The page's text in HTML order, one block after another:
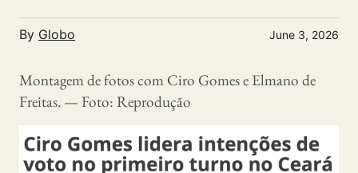
By Globo June 3, 2026
Montagem de fotos com Ciro Gomes e Elmano de
Freitas. — Foto: Reprodução